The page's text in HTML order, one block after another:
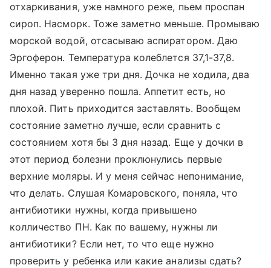
отхаркивания, уже намного реже, пьем проспан
сироп. Насморк. Тоже заметно меньше. Промываю
морской водой, отсасываю аспиратором. Даю
Эргоферон. Температура колеблется 37,1-37,8.
Именно такая уже три дня. Дочка не ходила, два
дня назад уверенно пошла. Аппетит есть, но
плохой. Пить приходится заставлять. Вообщем
состояние заметно лучше, если сравнить с
состоянием хотя бы 3 дня назад. Еще у дочки в
этот период болезни проклюнулись первые
верхние моляры. И у меня сейчас непонимание,
что делать. Слушая Комаровского, поняла, что
антибиотики нужны, когда привышено
колличество ПН. Как по вашему, нужны ли
антибиотики? Если нет, то что еще нужно
проверить у ребенка или какие анализы сдать?